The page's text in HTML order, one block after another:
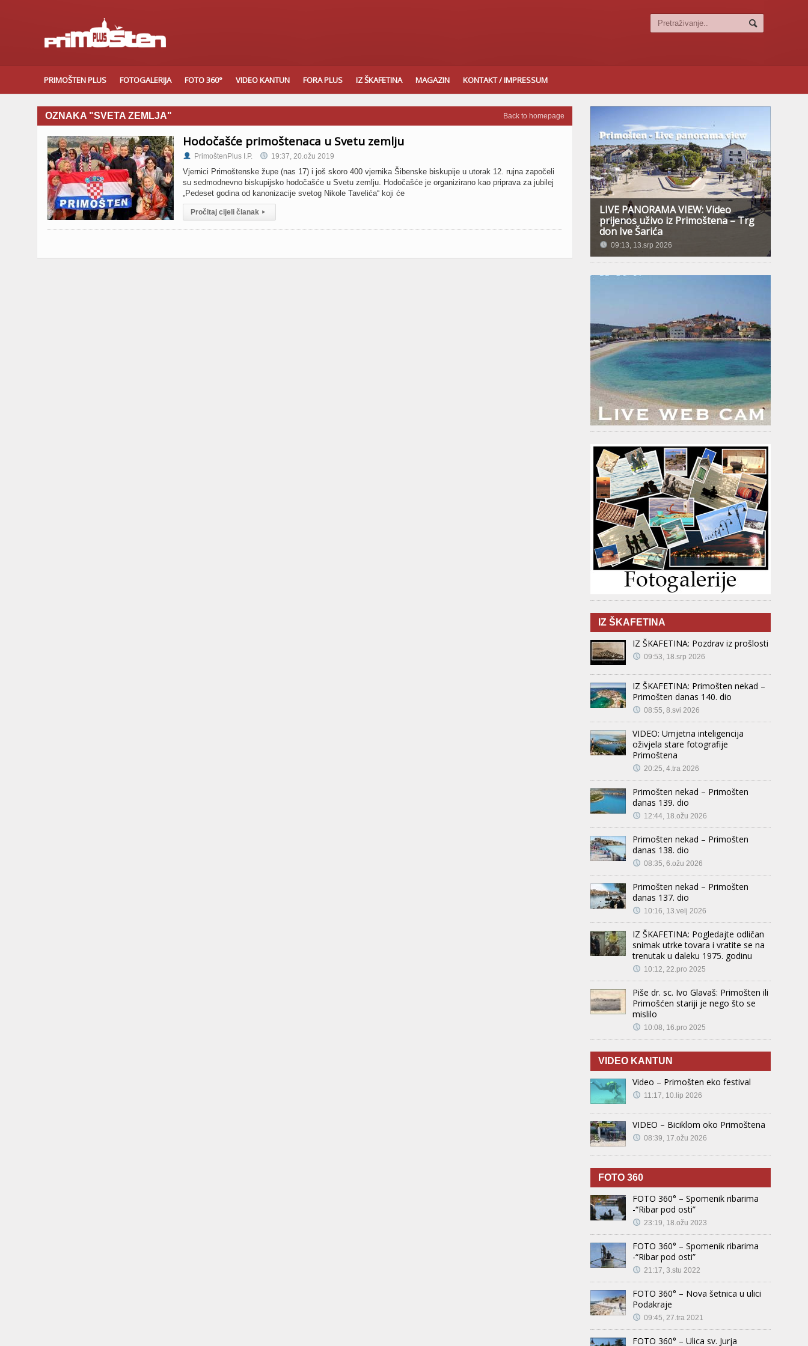
PRIMOŠTEN PLUS FOTOGALERIJA FOTO 360° VIDEO KANTUN FORA PLUS IZ ŠKAFETINA MAGAZIN KONTAKT / IMPRESSUM
Back to homepage
OZNAKA "SVETA ZEMLJA"
Hodočašće primoštenaca u Svetu zemlju
PrimoštenPlus I.P. 19:37, 20.ožu 2019
Vjernici Primoštenske župe (nas 17) i još skoro 400 vjernika Šibenske biskupije u utorak 12. rujna započeli
su sedmodnevno biskupijsko hodočašće u Svetu zemlju. Hodočašće je organizirano kao priprava za jubilej
„Pedeset godina od kanonizacije svetog Nikole Tavelića“ koji će
Pročitaj cijeli članak ▸
LIVE PANORAMA VIEW: Video
prijenos uživo iz Primoštena – Trg
don Ive Šarića
09:13, 13.srp 2026
IZ ŠKAFETINA
IZ ŠKAFETINA: Pozdrav iz prošlosti
09:53, 18.srp 2026
IZ ŠKAFETINA: Primošten nekad –
Primošten danas 140. dio
08:55, 8.svi 2026
VIDEO: Umjetna inteligencija
oživjela stare fotografije
Primoštena
20:25, 4.tra 2026
Primošten nekad – Primošten
danas 139. dio
12:44, 18.ožu 2026
Primošten nekad – Primošten
danas 138. dio
08:35, 6.ožu 2026
Primošten nekad – Primošten
danas 137. dio
10:16, 13.velj 2026
IZ ŠKAFETINA: Pogledajte odličan
snimak utrke tovara i vratite se na
trenutak u daleku 1975. godinu
10:12, 22.pro 2025
Piše dr. sc. Ivo Glavaš: Primošten ili
Primošćen stariji je nego što se
mislilo
10:08, 16.pro 2025
VIDEO KANTUN
Video – Primošten eko festival
11:17, 10.lip 2026
VIDEO – Biciklom oko Primoštena
08:39, 17.ožu 2026
FOTO 360
FOTO 360° – Spomenik ribarima
-“Ribar pod osti”
23:19, 18.ožu 2023
FOTO 360° – Spomenik ribarima
-“Ribar pod osti”
21:17, 3.stu 2022
FOTO 360° – Nova šetnica u ulici
Podakraje
09:45, 27.tra 2021
FOTO 360° – Ulica sv. Jurja